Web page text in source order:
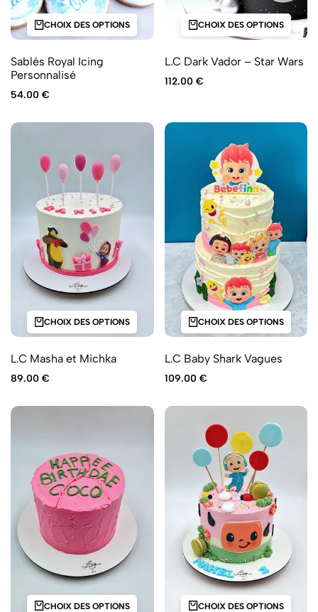
CHOIX DES OPTIONS
Sablés Royal Icing
Personnalisé
54.00 €
CHOIX DES OPTIONS
L.C Dark Vador – Star Wars
112.00 €
CHOIX DES OPTIONS
L.C Masha et Michka
89.00 €
CHOIX DES OPTIONS
L.C Baby Shark Vagues
109.00 €
CHOIX DES OPTIONS CHOIX DES OPTIONS